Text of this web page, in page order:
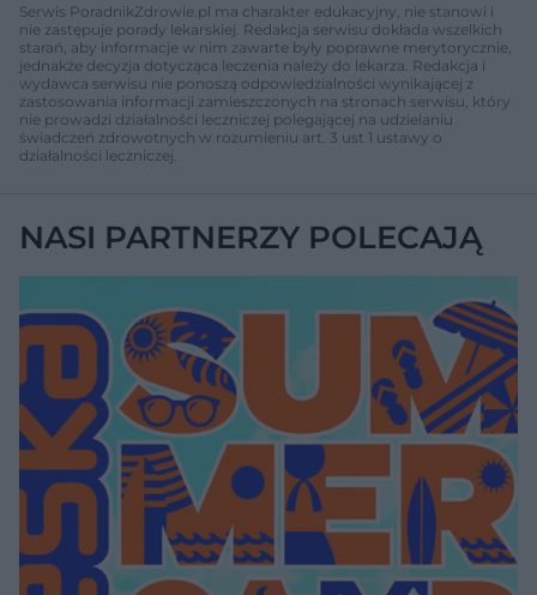
Serwis PoradnikZdrowie.pl ma charakter edukacyjny, nie stanowi i
nie zastępuje porady lekarskiej. Redakcja serwisu dokłada wszelkich
starań, aby informacje w nim zawarte były poprawne merytorycznie,
jednakże decyzja dotycząca leczenia należy do lekarza. Redakcja i
wydawca serwisu nie ponoszą odpowiedzialności wynikającej z
zastosowania informacji zamieszczonych na stronach serwisu, który
nie prowadzi działalności leczniczej polegającej na udzielaniu
świadczeń zdrowotnych w rozumieniu art. 3 ust 1 ustawy o
działalności leczniczej.
NASI PARTNERZY POLECAJĄ